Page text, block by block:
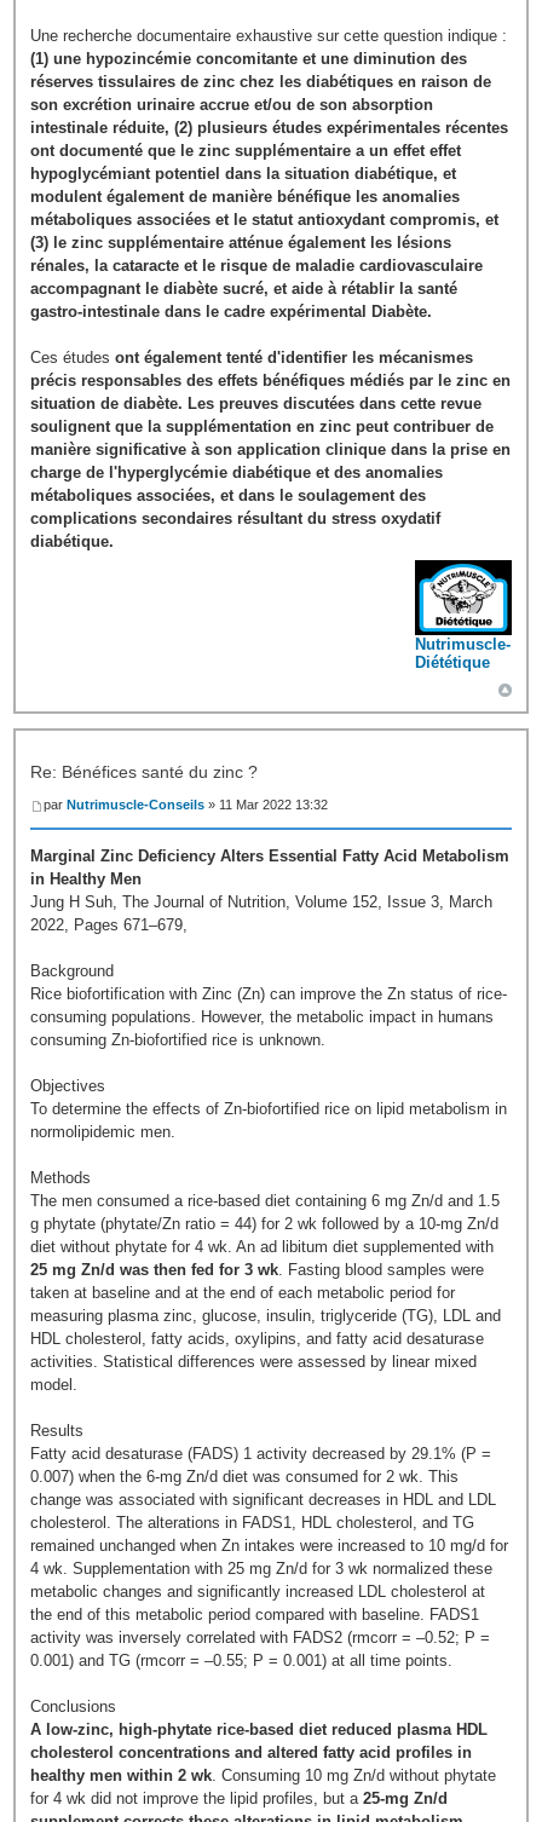
Une recherche documentaire exhaustive sur cette question indique :
(1) une hypozincémie concomitante et une diminution des
réserves tissulaires de zinc chez les diabétiques en raison de
son excrétion urinaire accrue et/ou de son absorption
intestinale réduite, (2) plusieurs études expérimentales récentes
ont documenté que le zinc supplémentaire a un effet effet
hypoglycémiant potentiel dans la situation diabétique, et
modulent également de manière bénéfique les anomalies
métaboliques associées et le statut antioxydant compromis, et
(3) le zinc supplémentaire atténue également les lésions
rénales, la cataracte et le risque de maladie cardiovasculaire
accompagnant le diabète sucré, et aide à rétablir la santé
gastro-intestinale dans le cadre expérimental Diabète.
Ces études ont également tenté d'identifier les mécanismes
précis responsables des effets bénéfiques médiés par le zinc en
situation de diabète. Les preuves discutées dans cette revue
soulignent que la supplémentation en zinc peut contribuer de
manière significative à son application clinique dans la prise en
charge de l'hyperglycémie diabétique et des anomalies
métaboliques associées, et dans le soulagement des
complications secondaires résultant du stress oxydatif
diabétique.
Nutrimuscle-
Diététique
Re: Bénéfices santé du zinc ?
par Nutrimuscle-Conseils » 11 Mar 2022 13:32
Marginal Zinc Deficiency Alters Essential Fatty Acid Metabolism
in Healthy Men
Jung H Suh, The Journal of Nutrition, Volume 152, Issue 3, March
2022, Pages 671–679,
Background
Rice biofortification with Zinc (Zn) can improve the Zn status of rice-
consuming populations. However, the metabolic impact in humans
consuming Zn-biofortified rice is unknown.
Objectives
To determine the effects of Zn-biofortified rice on lipid metabolism in
normolipidemic men.
Methods
The men consumed a rice-based diet containing 6 mg Zn/d and 1.5
g phytate (phytate/Zn ratio = 44) for 2 wk followed by a 10-mg Zn/d
diet without phytate for 4 wk. An ad libitum diet supplemented with
25 mg Zn/d was then fed for 3 wk . Fasting blood samples were
taken at baseline and at the end of each metabolic period for
measuring plasma zinc, glucose, insulin, triglyceride (TG), LDL and
HDL cholesterol, fatty acids, oxylipins, and fatty acid desaturase
activities. Statistical differences were assessed by linear mixed
model.
Results
Fatty acid desaturase (FADS) 1 activity decreased by 29.1% (P =
0.007) when the 6-mg Zn/d diet was consumed for 2 wk. This
change was associated with significant decreases in HDL and LDL
cholesterol. The alterations in FADS1, HDL cholesterol, and TG
remained unchanged when Zn intakes were increased to 10 mg/d for
4 wk. Supplementation with 25 mg Zn/d for 3 wk normalized these
metabolic changes and significantly increased LDL cholesterol at
the end of this metabolic period compared with baseline. FADS1
activity was inversely correlated with FADS2 (rmcorr = –0.52; P =
0.001) and TG (rmcorr = –0.55; P = 0.001) at all time points.
Conclusions
A low-zinc, high-phytate rice-based diet reduced plasma HDL
cholesterol concentrations and altered fatty acid profiles in
healthy men within 2 wk . Consuming 10 mg Zn/d without phytate
for 4 wk did not improve the lipid profiles, but a25-mg Zn/d